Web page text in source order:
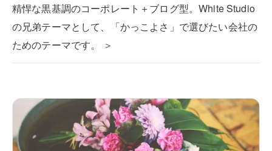
精悍な黒基調のコーポレート＋ブログ型。White Studio
の兄弟テーマとして、「かっこよさ」で選びたい会社の
ためのテーマです。 ＞